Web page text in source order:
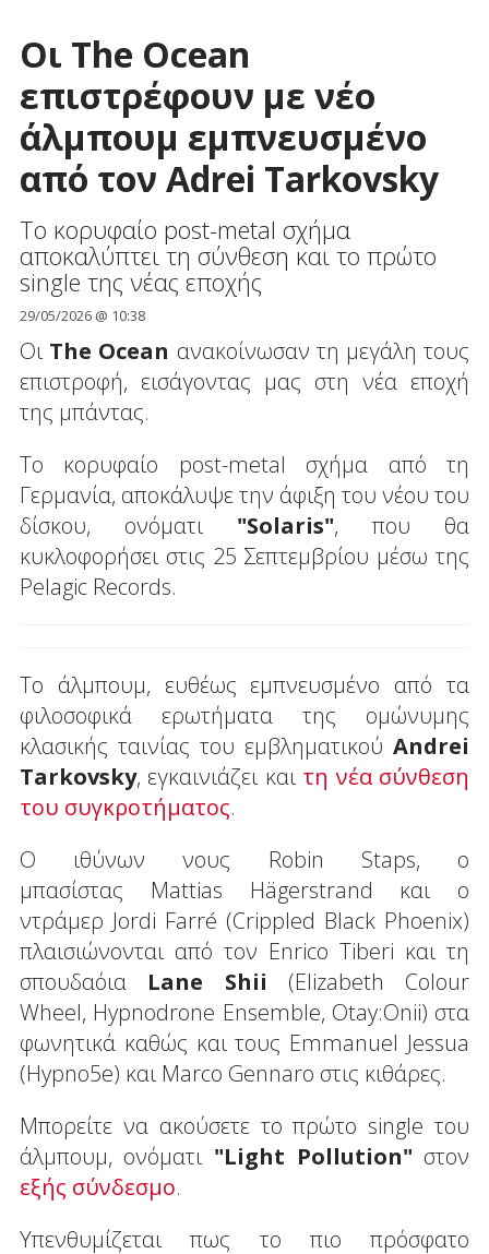
Οι The Ocean
επιστρέφουν με νέο
άλμπουμ εμπνευσμένο
από τον Adrei Tarkovsky
To κορυφαίο post-metal σχήμα
αποκαλύπτει τη σύνθεση και το πρώτο
single της νέας εποχής
29/05/2026 @ 10:38
Οι The Ocean ανακοίνωσαν τη μεγάλη τους
επιστροφή, εισάγοντας μας στη νέα εποχή
της μπάντας.
Το κορυφαίο post-metal σχήμα από τη
Γερμανία, αποκάλυψε την άφιξη του νέου του
δίσκου, ονόματι "Solaris", που θα
κυκλοφορήσει στις 25 Σεπτεμβρίου μέσω της
Pelagic Records.
Το άλμπουμ, ευθέως εμπνευσμένο από τα
φιλοσοφικά ερωτήματα της ομώνυμης
κλασικής ταινίας του εμβληματικούAndrei
Tarkovsky, εγκαινιάζει και τη νέα σύνθεση
του συγκροτήματος.
Ο ιθύνων νους Robin Staps, o
μπασίστας Mattias Hägerstrand και ο
ντράμερ Jordi Farré (Crippled Black Phoenix)
πλαισιώνονται από τον Enrico Tiberi και τη
σπουδαόια Lane Shii (Elizabeth Colour
Wheel, Hypnodrone Ensemble, Otay:Onii) στα
φωνητικά καθώς και τους Emmanuel Jessua
(Hypno5e) και Marco Gennaro στις κιθάρες.
Μπορείτε να ακούσετε το πρώτο single του
άλμπουμ, ονόματι "Light Pollution" στον
εξής σύνδεσμο.
Υπενθυμίζεται πως το πιο πρόσφατο